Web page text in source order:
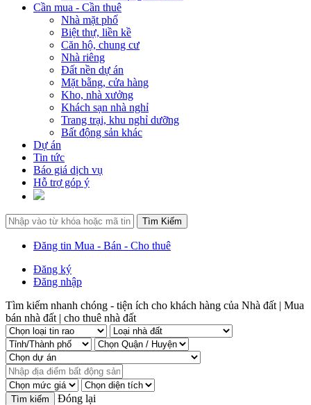
Cần mua - Cần thuê
Nhà mặt phố
Biệt thự, liền kề
Căn hộ, chung cư
Nhà riêng
Đất nền dự án
Mặt bằng, cửa hàng
Kho, nhà xưởng
Khách sạn nhà nghỉ
Trang trại, khu nghỉ dưỡng
Bất động sản khác
Dự án
Tin tức
Báo giá dịch vụ
Hỗ trợ góp ý
Đăng tin Mua - Bán - Cho thuê
Đăng ký
Đăng nhập
Tìm kiếm nhanh chóng - tiện ích cho khách hàng của Nhà đất | Mua
bán nhà đất | cho thuê nhà đất
Đóng lại